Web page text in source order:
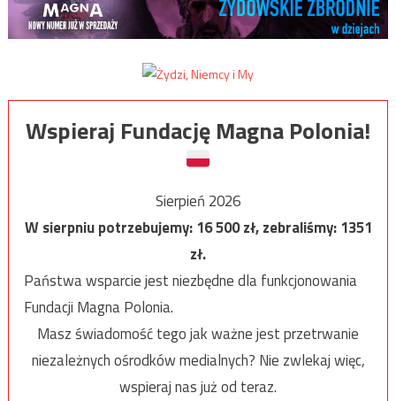
Wspieraj Fundację Magna Polonia!
Sierpień 2026
W sierpniu potrzebujemy:16 500zł, zebraliśmy:1351
zł.
Państwa wsparcie jest niezbędne dla funkcjonowania
Fundacji Magna Polonia.
Masz świadomość tego jak ważne jest przetrwanie
niezależnych ośrodków medialnych? Nie zwlekaj więc,
wspieraj nas już od teraz.